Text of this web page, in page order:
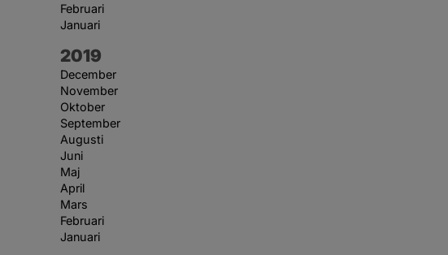
Februari
Januari
År:
2019
December
November
Oktober
September
Augusti
Juni
Maj
April
Mars
Februari
Januari